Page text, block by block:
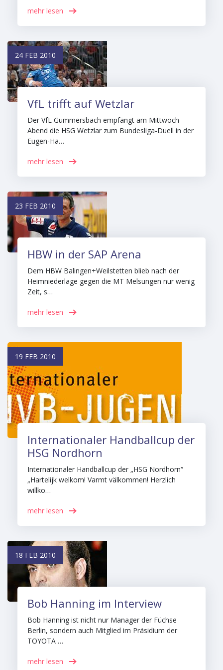
mehr lesen
24 FEB 2010
VfL trifft auf Wetzlar
Der VfL Gummersbach empfängt am Mittwoch
Abend die HSG Wetzlar zum Bundesliga-Duell in der
Eugen-Ha…
mehr lesen
23 FEB 2010
HBW in der SAP Arena
Dem HBW Balingen+Weilstetten blieb nach der
Heimniederlage gegen die MT Melsungen nur wenig
Zeit, s…
mehr lesen
19 FEB 2010
Internationaler Handballcup der
HSG Nordhorn
Internationaler Handballcup der „HSG Nordhorn“
„Hartelijk welkom! Varmt välkommen! Herzlich
willko…
mehr lesen
18 FEB 2010
Bob Hanning im Interview
Bob Hanning ist nicht nur Manager der Füchse
Berlin, sondern auch Mitglied im Präsidium der
TOYOTA …
mehr lesen